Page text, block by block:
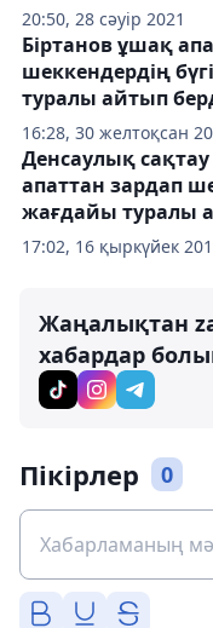
20:50, 28 сәуір 2021
16:28, 30 желтоқсан
Біртанов ұшақ
шеккендердің
туралы айтып
17:02, 16 қыркүйек
Денсаулық
апаттан зардап
жағдайы туралы
Жаңалықтан
хабардар
Пікірлер 0